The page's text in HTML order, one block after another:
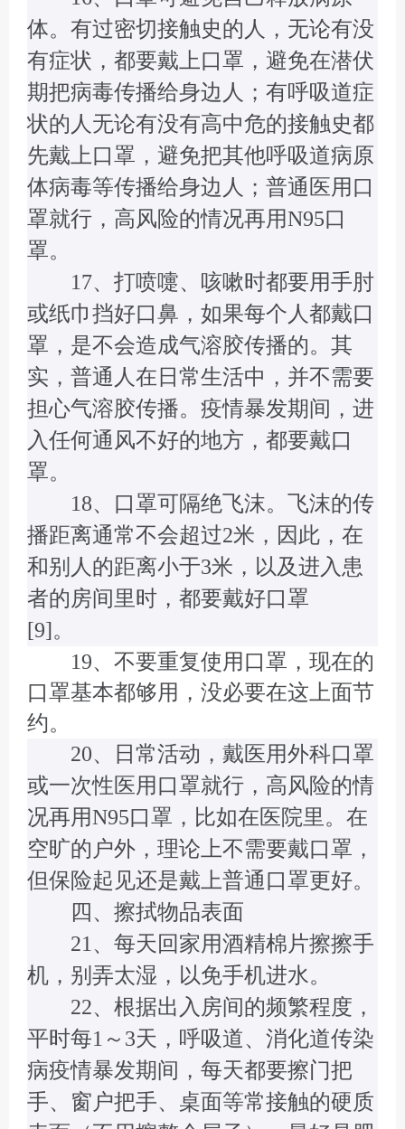
体。有过密切接触史的人，无论有没
有症状，都要戴上口罩，避免在潜伏
期把病毒传播给身边人；有呼吸道症
状的人无论有没有高中危的接触史都
先戴上口罩，避免把其他呼吸道病原
体病毒等传播给身边人；普通医用口
罩就行，高风险的情况再用N95口
罩。
17、打喷嚏、咳嗽时都要用手肘
或纸巾挡好口鼻，如果每个人都戴口
罩，是不会造成气溶胶传播的。其
实，普通人在日常生活中，并不需要
担心气溶胶传播。疫情暴发期间，进
入任何通风不好的地方，都要戴口
罩。
18、口罩可隔绝飞沫。飞沫的传
播距离通常不会超过2米，因此，在
和别人的距离小于3米，以及进入患
者的房间里时，都要戴好口罩
[9]。
19、不要重复使用口罩，现在的
口罩基本都够用，没必要在这上面节
约。
20、日常活动，戴医用外科口罩
或一次性医用口罩就行，高风险的情
况再用N95口罩，比如在医院里。在
空旷的户外，理论上不需要戴口罩，
但保险起见还是戴上普通口罩更好。
四、擦拭物品表面
21、每天回家用酒精棉片擦擦手
机，别弄太湿，以免手机进水。
22、根据出入房间的频繁程度，
平时每1～3天，呼吸道、消化道传染
病疫情暴发期间，每天都要擦门把
手、窗户把手、桌面等常接触的硬质